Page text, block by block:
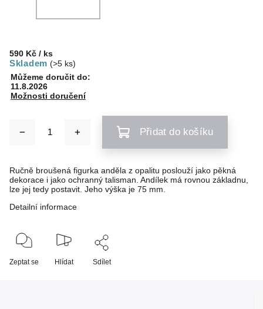
590 Kč / ks
Skladem (>5 ks)
Můžeme doručit do:
11.8.2026
Možnosti doručení
Přidat do košíku
Ručně broušená figurka anděla z opalitu poslouží jako pěkná
dekorace i jako ochranný talisman. Andílek má rovnou základnu,
lze jej tedy postavit. Jeho výška je 75 mm.
Detailní informace
Zeptat se Hlídat Sdílet